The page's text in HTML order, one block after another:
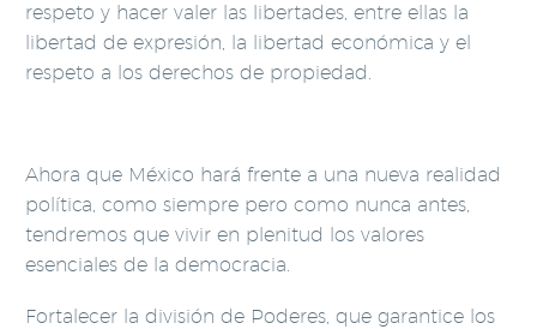
respeto y hacer valer las libertades, entre ellas la
libertad de expresión, la libertad económica y el
respeto a los derechos de propiedad.
Ahora que México hará frente a una nueva realidad
política, como siempre pero como nunca antes,
tendremos que vivir en plenitud los valores
esenciales de la democracia.
Fortalecer la división de Poderes, que garantice los